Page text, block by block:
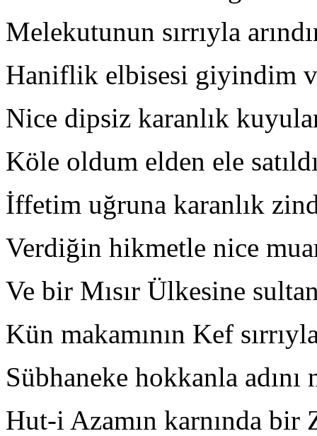
Melekutunun sırrıyla
Haniflik elbisesi giyindim
Nice dipsiz karanlık
Köle oldum elden ele
İffetim uğruna karanlık
Verdiğin hikmetle nice
Ve bir Mısır Ülkesine
Kün makamının Kef
Sübhaneke hokkanla
Hut-i Azamın karnında bir